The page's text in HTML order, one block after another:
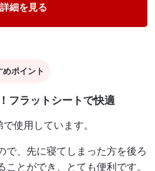
細を見る
ポイント
フラットシートで快適
使用しています。
で、先に寝てしまった方を後ろ
とができ、とても便利です。